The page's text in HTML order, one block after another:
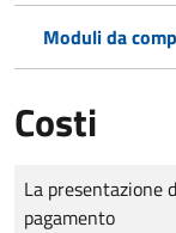
Moduli da
Costi
Tipo di pagamento
Importo
La presentazione
pagamento